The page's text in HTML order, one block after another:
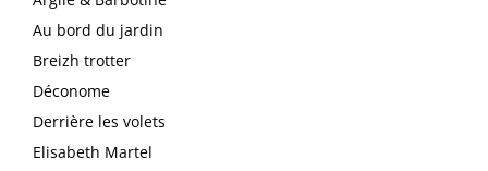
Au bord du jardin
Breizh trotter
Déconome
Derrière les volets
Elisabeth Martel